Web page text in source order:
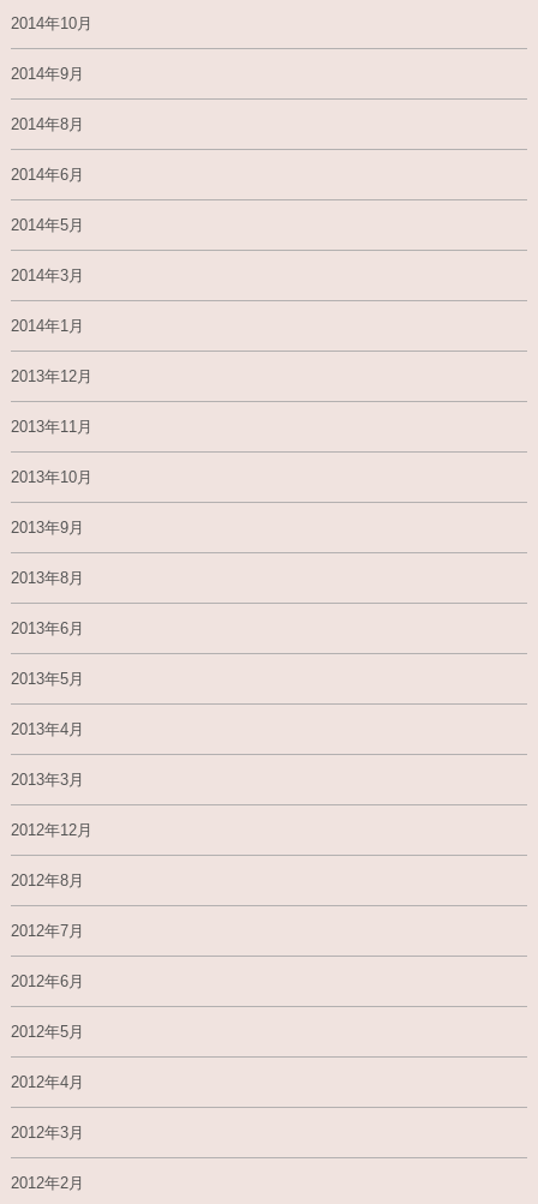
2014年10月
2014年9月
2014年8月
2014年6月
2014年5月
2014年3月
2014年1月
2013年12月
2013年11月
2013年10月
2013年9月
2013年8月
2013年6月
2013年5月
2013年4月
2013年3月
2012年12月
2012年8月
2012年7月
2012年6月
2012年5月
2012年4月
2012年3月
2012年2月